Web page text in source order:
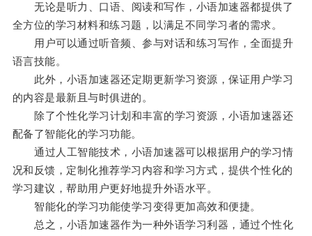
无论是听力、口语、阅读和写作，小语加速器都提供了
全方位的学习材料和练习题，以满足不同学习者的需求。
用户可以通过听音频、参与对话和练习写作，全面提升
语言技能。
此外，小语加速器还定期更新学习资源，保证用户学习
的内容是最新且与时俱进的。
除了个性化学习计划和丰富的学习资源，小语加速器还
配备了智能化的学习功能。
通过人工智能技术，小语加速器可以根据用户的学习情
况和反馈，定制化推荐学习内容和学习方式，提供个性化的
学习建议，帮助用户更好地提升外语水平。
智能化的学习功能使学习变得更加高效和便捷。
总之，小语加速器作为一种外语学习利器，通过个性化